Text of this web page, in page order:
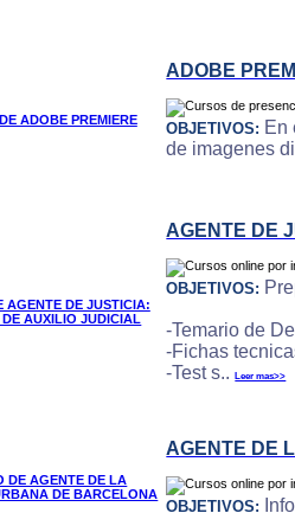
ADOBE
OBJETIVOS: En
de imagenes
AGENTE DE
OBJETIVOS:
-Temario de
-Fichas
-Test s..Leer mas>>
AGENTE DE
OBJETIVOS: